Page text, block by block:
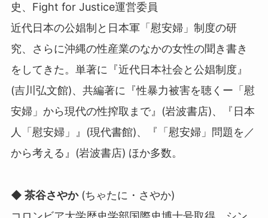
史、Fight for Justice運営委員
近代日本の公娼制と日本軍「慰安婦」制度の研
究、さらに沖縄の性産業のなかの女性の聞き書き
をしてきた。単著に『近代日本社会と公娼制度』
(吉川弘文館)、共編著に『性暴力被害を聴くー「慰
安婦」から現代の性搾取まで』(岩波書店)、『日本
人「慰安婦」』(現代書館)、『「慰安婦」問題を／
から考える』(岩波書店) ほか多数。
◆ 茶谷さやか(ちゃたに・さやか)